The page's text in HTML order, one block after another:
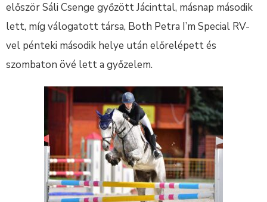
először Sáli Csenge győzött Jácinttal, másnap második
lett, míg válogatott társa, Both Petra I’m Special RV-
vel pénteki második helye után előrelépett és
szombaton övé lett a győzelem.